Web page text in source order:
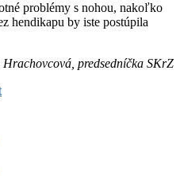
problémy s nohou, nakoľko
hendikapu by iste postúpila
predsedníčka SKrZ